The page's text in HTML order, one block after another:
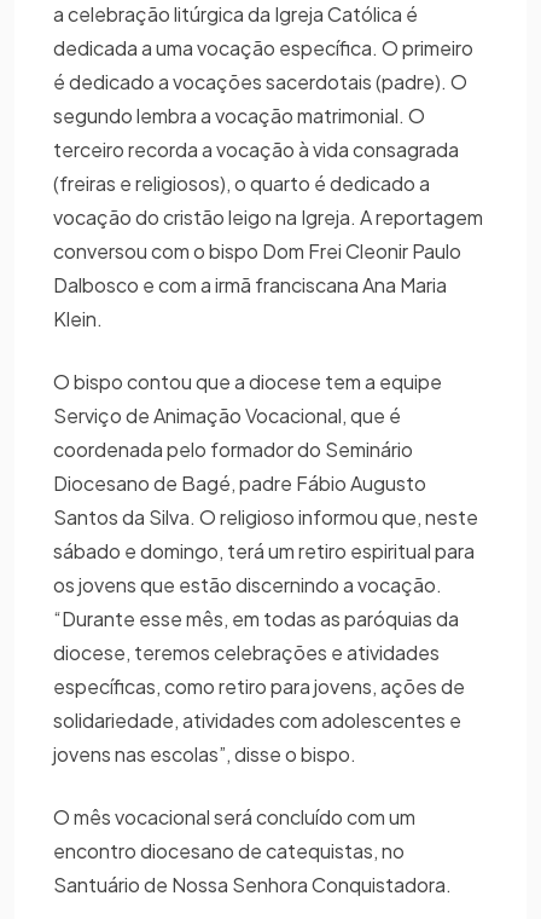
a celebração litúrgica da Igreja Católica é
dedicada a uma vocação específica. O primeiro
é dedicado a vocações sacerdotais (padre). O
segundo lembra a vocação matrimonial. O
terceiro recorda a vocação à vida consagrada
(freiras e religiosos), o quarto é dedicado a
vocação do cristão leigo na Igreja. A reportagem
conversou com o bispo Dom Frei Cleonir Paulo
Dalbosco e com a irmã franciscana Ana Maria
Klein.
O bispo contou que a diocese tem a equipe
Serviço de Animação Vocacional, que é
coordenada pelo formador do Seminário
Diocesano de Bagé, padre Fábio Augusto
Santos da Silva. O religioso informou que, neste
sábado e domingo, terá um retiro espiritual para
os jovens que estão discernindo a vocação.
“Durante esse mês, em todas as paróquias da
diocese, teremos celebrações e atividades
específicas, como retiro para jovens, ações de
solidariedade, atividades com adolescentes e
jovens nas escolas”, disse o bispo.
O mês vocacional será concluído com um
encontro diocesano de catequistas, no
Santuário de Nossa Senhora Conquistadora.